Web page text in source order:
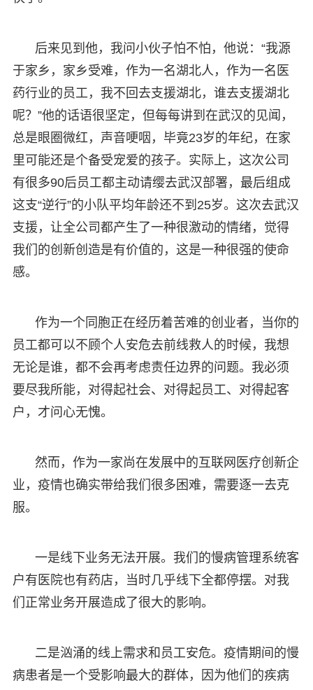
后来见到他，我问小伙子怕不怕，他说：“我源
于家乡，家乡受难，作为一名湖北人，作为一名医
药行业的员工，我不回去支援湖北，谁去支援湖北
呢？”他的话语很坚定，但每每讲到在武汉的见闻，
总是眼圈微红，声音哽咽，毕竟23岁的年纪，在家
里可能还是个备受宠爱的孩子。实际上，这次公司
有很多90后员工都主动请缨去武汉部署，最后组成
这支“逆行”的小队平均年龄还不到25岁。这次去武汉
支援，让全公司都产生了一种很激动的情绪，觉得
我们的创新创造是有价值的，这是一种很强的使命
感。
作为一个同胞正在经历着苦难的创业者，当你的
员工都可以不顾个人安危去前线救人的时候，我想
无论是谁，都不会再考虑责任边界的问题。我必须
要尽我所能，对得起社会、对得起员工、对得起客
户，才问心无愧。
然而，作为一家尚在发展中的互联网医疗创新企
业，疫情也确实带给我们很多困难，需要逐一去克
服。
一是线下业务无法开展。我们的慢病管理系统客
户有医院也有药店，当时几乎线下全都停摆。对我
们正常业务开展造成了很大的影响。
二是汹涌的线上需求和员工安危。疫情期间的慢
病患者是一个受影响最大的群体，因为他们的疾病